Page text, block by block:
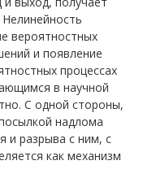
вероятностных
и появление
процессах
в научной
С одной стороны,
надлома
и разрыва с ним, с
как механизм